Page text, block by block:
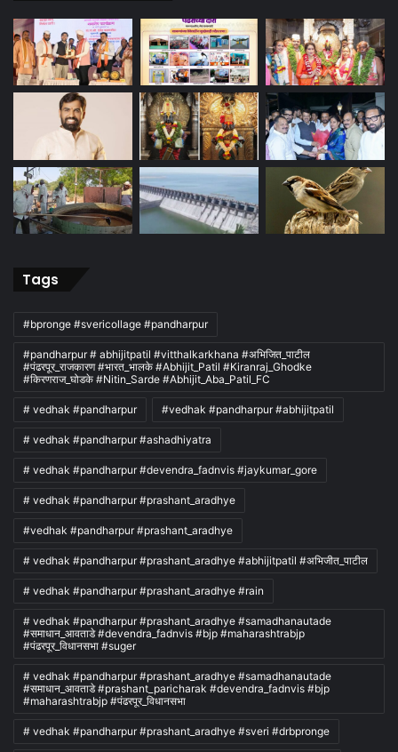
Tags
#bpronge #svericollage #pandharpur
#pandharpur # abhijitpatil #vitthalkarkhana #अभिजित_पाटील
#पंढरपूर_राजकारण #भारत_भालके #Abhijit_Patil #Kiranraj_Ghodke
#किरणराज_घोडके #Nitin_Sarde #Abhijit_Aba_Patil_FC
# vedhak #pandharpur #vedhak #pandharpur #abhijitpatil
# vedhak #pandharpur #ashadhiyatra
# vedhak #pandharpur #devendra_fadnvis #jaykumar_gore
# vedhak #pandharpur #prashant_aradhye
#vedhak #pandharpur #prashant_aradhye
# vedhak #pandharpur #prashant_aradhye #abhijitpatil #अभिजीत_पाटील
# vedhak #pandharpur #prashant_aradhye #rain
# vedhak #pandharpur #prashant_aradhye #samadhanautade
#समाधान_आवताडे #devendra_fadnvis #bjp #maharashtrabjp
#पंढरपूर_विधानसभा #suger
# vedhak #pandharpur #prashant_aradhye #samadhanautade
#समाधान_आवताडे #prashant_paricharak #devendra_fadnvis #bjp
#maharashtrabjp #पंढरपूर_विधानसभा
# vedhak #pandharpur #prashant_aradhye #sveri #drbpronge